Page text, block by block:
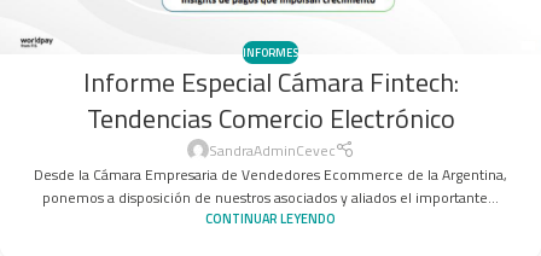
INFORMES
Informe Especial Cámara Fintech:
Tendencias Comercio Electrónico
SandraAdminCevec
Desde la Cámara Empresaria de Vendedores Ecommerce de la Argentina,
ponemos a disposición de nuestros asociados y aliados el importante...
CONTINUAR LEYENDO